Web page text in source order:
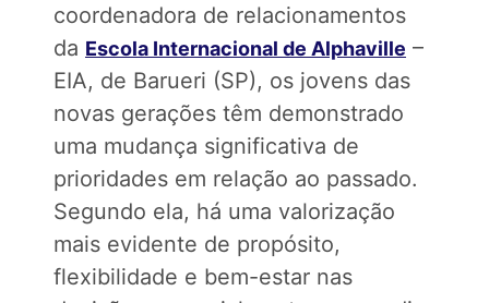
coordenadora de relacionamentos
da Escola Internacional de Alphaville –
EIA, de Barueri (SP), os jovens das
novas gerações têm demonstrado
uma mudança significativa de
prioridades em relação ao passado.
Segundo ela, há uma valorização
mais evidente de propósito,
flexibilidade e bem-estar nas